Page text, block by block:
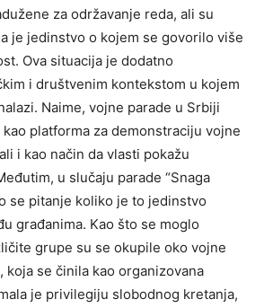
za održavanje reda, ali su
je jedinstvo o kojem se govorilo više
Ova situacija je dodatno
i društvenim kontekstom u kojem
Naime, vojne parade u Srbiji
platforma za demonstraciju vojne
i kao način da vlasti pokažu
u slučaju parade “Snaga
se pitanje koliko je to jedinstvo
građanima. Kao što se moglo
grupe su se okupile oko vojne
koja se činila kao organizovana
je privilegiju slobodnog kretanja,